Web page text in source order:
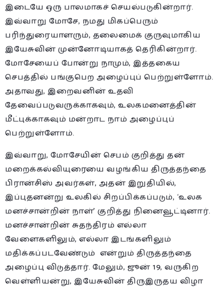
இடையே ஒரு பாலமாகச் செயல்படுகின்றார்.
இவ்வாறு மோசே, நமது மிகப்பெரும்
பரிந்துரையாளரும், தலைமைக் குருவுமாகிய
இயேசுவின் முன்னோடியாகத் தெரிகின்றார்.
மோசேயைப் போன்று நாமும், இத்தகைய
செபத்தில் பங்குபெற அழைப்புப் பெற்றுள்ளோம்.
அதாவது, இறைவனின் உதவி
தேவைப்படுவருக்காகவும், உலகமனைத்தின்
மீட்புக்காகவும் மன்றாட நாம் அழைப்புப்
பெற்றுள்ளோம்.
இவ்வாறு, மோசேயின் செபம் குறித்து தன்
மறைக்கல்வியுரையை வழங்கிய திருத்தந்தை
பிரான்சிஸ் அவர்கள், அதன் இறுதியில்,
இப்புதனன்று உலகில் சிறப்பிக்கப்படும், ‘உலக
மனச்சான்றின் நாள்’ குறித்து நினைவூட்டினார்.
மனச்சான்றின் சுதந்திரம் எல்லா
வேளைகளிலும், எல்லா இடங்களிலும்
மதிக்கப்படவேண்டும் என்றும் திருத்தந்தை
அழைப்பு விடுத்தார். மேலும், ஜூன் 19, வருகிற
வெள்ளியன்று, இயேசுவின் திருஇருதய விழா